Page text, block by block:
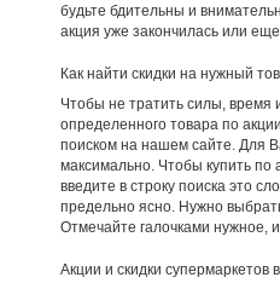
будьте бдительны и
акция уже закончилась или
Как найти скидки на нужный
Чтобы не тратить силы, время
определенного товара по
поиском на нашем сайте. Для
максимально. Чтобы купить по
введите в строку поиска это
предельно ясно. Нужно
Отмечайте галочками нужное,
Акции и скидки супермаркетов